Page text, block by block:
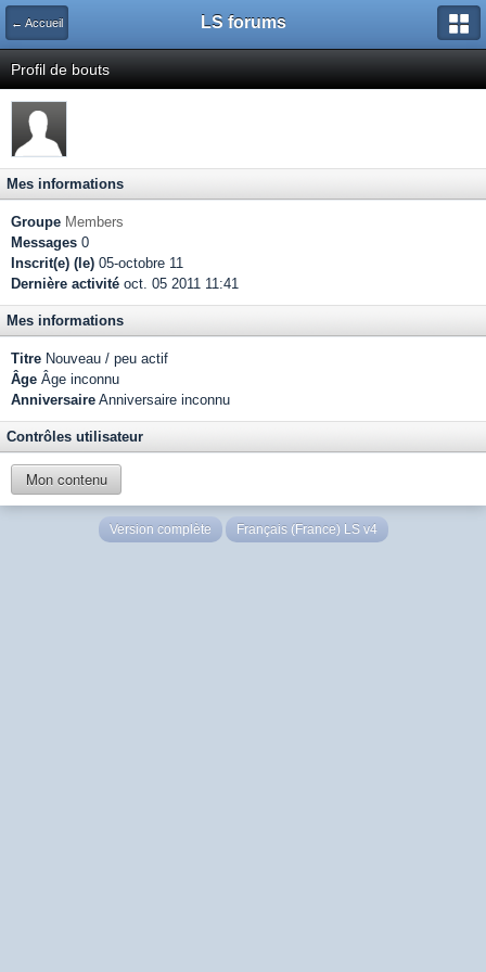
← Accueil LS forums
Profil de bouts
Mes informations
Groupe Members
Messages 0
Inscrit(e) (le) 05-octobre 11
Dernière activité oct. 05 2011 11:41
Mes informations
Titre Nouveau / peu actif
Âge Âge inconnu
Anniversaire Anniversaire inconnu
Contrôles utilisateur
Mon contenu
Version complète Français (France) LS v4